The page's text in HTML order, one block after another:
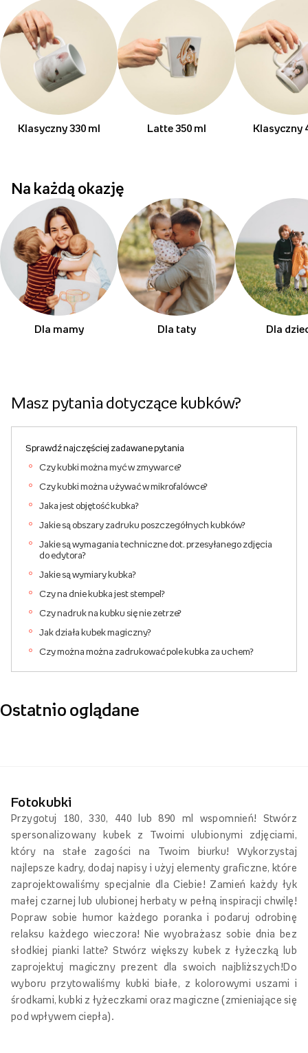
Klasyczny 330 ml Latte 350 ml Klasyczny
Na każdą okazję
Dla mamy Dla taty Dla
Masz pytania dotyczące kubków?
Sprawdź najczęściej zadawane pytania
Czy kubki można myć w zmywarce?
Czy kubki można używać w mikrofalówce?
Jaka jest objętość kubka?
Jakie są obszary zadruku poszczegółnych kubków?
Jakie są wymagania techniczne dot. przesyłanego zdjęcia
do edytora?
Jakie są wymiary kubka?
Czy na dnie kubka jest stempel?
Czy nadruk na kubku się nie zetrze?
Jak działa kubek magiczny?
Czy można można zadrukować pole kubka za uchem?
Ostatnio oglądane
Fotokubki
Przygotuj 180, 330, 440 lub 890 ml wspomnień! Stwórz
spersonalizowany kubek z Twoimi ulubionymi zdjęciami,
który na stałe zagości na Twoim biurku! Wykorzystaj
najlepsze kadry, dodaj napisy i użyj elementy graficzne, które
zaprojektowaliśmy specjalnie dla Ciebie! Zamień każdy łyk
małej czarnej lub ulubionej herbaty w pełną inspiracji chwilę!
Popraw sobie humor każdego poranka i podaruj odrobinę
relaksu każdego wieczora! Nie wyobrażasz sobie dnia bez
słodkiej pianki latte? Stwórz większy kubek z łyżeczką lub
zaprojektuj magiczny prezent dla swoich najbliższych!Do
wyboru przytowaliśmy kubki białe, z kolorowymi uszami i
środkami, kubki z łyżeczkami oraz magiczne (zmieniające się
pod wpływem ciepła).